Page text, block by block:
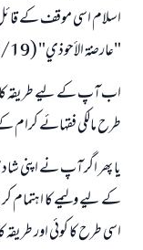
اسلام اسی موقف کے
"عارضة الأحوذي" (5/19)
اب آپ کے لیے طریقہ کار
طرح مالکی فقہائے کرام
یا پھر اگر آپ نے اپنی
کے لیے ولیمے کا اہتمام
اسی طرح کا کوئی اور